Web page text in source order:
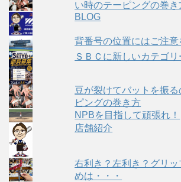
い時のテーピングの巻き
BLOG
背番号の位置にはご注意
ＳＢＣに新しいカテゴリ
豆が裂けてバットを振
ピングの巻き方
NPBを目指して頑張れ！
店舗紹介
右利き？左利き？グリ
めは・・・